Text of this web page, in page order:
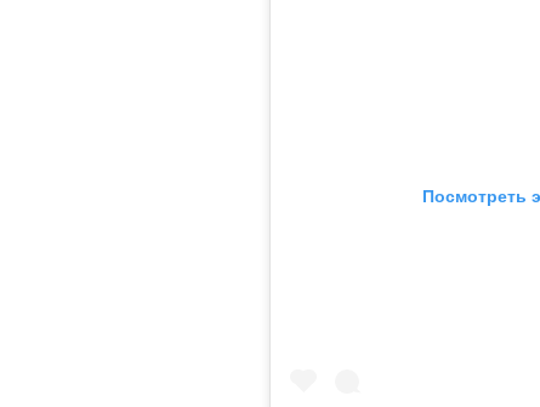
Посмотреть